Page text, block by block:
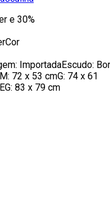
e 30%
ImportadaEscudo:
72 x 53 cmG: 74 x 61
83 x 79 cm